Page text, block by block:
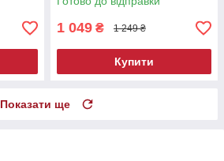
1 049 ₴ 1 249 ₴
Купити
Показати ще